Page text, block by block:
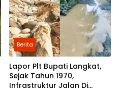
Berita
Lapor Plt Bupati Langkat,
Sejak Tahun 1970,
Infrastruktur Jalan Di